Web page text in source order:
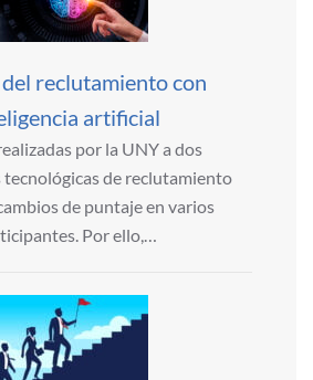
reclutamiento con
artificial
por la UNY a dos
de reclutamiento
de puntaje en varios
Por ello,…